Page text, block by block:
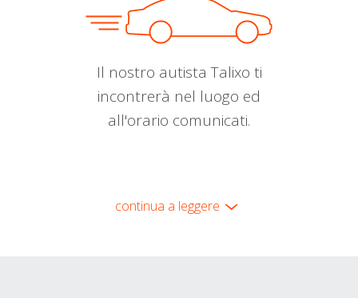
Il nostro autista Talixo ti
incontrerà nel luogo ed
all'orario comunicati.
continua a leggere